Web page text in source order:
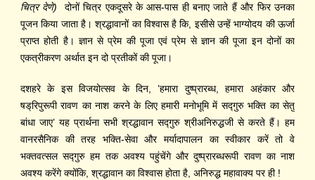
चित्र देणे)
दोनों चित्र एकदूसरे केआस-पास हीबनाए जाते हैं और फिर उनका
पूजन किया जाता है। श्रद्धावानों का विश्वास है कि, इसीसे उन्हें भाग्योदय की ऊर्जा
प्राप्त होती है। ज्ञान से प्रेम की पूजा एवं प्रेम से ज्ञान की पूजा इन दोनों का
एकत्रीकरण अर्थात इन दो प्रतीकोंकी पूजा।
दशहरे के इस विजयोत्सव के दिन, ’हमारा दुष्प्रारब्ध, हमारा अहंकार और
षड्‌रिपुरूपी रावण का नाश करने के लिए हमारी मनोभूमि में सद्‍गुरु भक्ति का सेतु
बांधा जाए’ यह प्रार्थना सभी श्रद्धावान सद्‍गुरु श्रीअनिरुद्धजी से करते हैं। हम
वानरसैनिक की तरह भक्ति-सेवा और मर्यादापालन का स्वीकार करें तो वे
भक्तवत्सलसद्‍गुरु हम तक अवश्य पहुंचेंगे और दुष्प्रारब्धरूपी रावण का नाश
अवश्य करेंगे क्योंकि, श्रद्धावान का विश्वास होताहै, अनिरुद्ध महावाक्य परही !